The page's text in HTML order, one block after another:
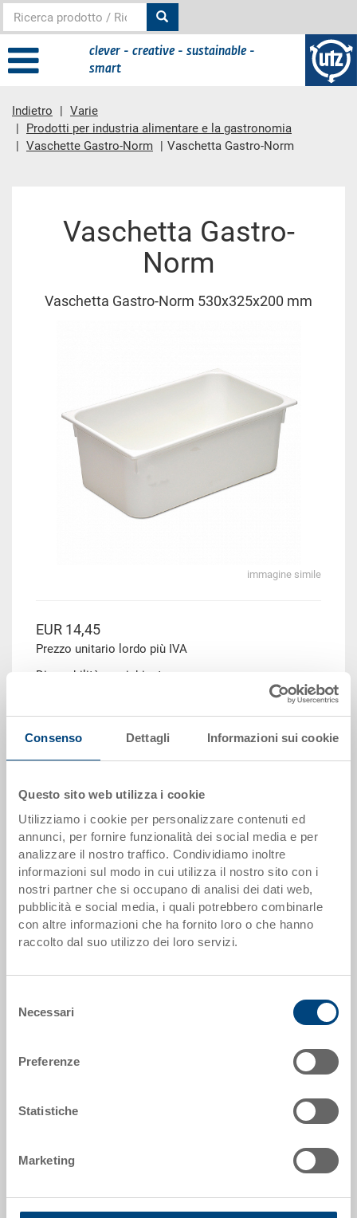
Consenso Dettagli Informazioni sui cookie
Questo sito web utilizza i cookie
Utilizziamo i cookie per personalizzare contenuti ed
annunci, per fornire funzionalità dei social media e per
analizzare il nostro traffico. Condividiamo inoltre
informazioni sul modo in cui utilizza il nostro sito con i
nostri partner che si occupano di analisi dei dati web,
pubblicità e social media, i quali potrebbero combinarle
con altre informazioni che ha fornito loro o che hanno
raccolto dal suo utilizzo dei loro servizi.
delNecessari
Preferenze
Statistiche
Marketing
clever - creative - sustainable -
smart
Indietro
Varie
Prodotti per industria alimentare e la gastronomia
Vaschette Gastro-Norm
Vaschetta Gastro-Norm
Vaschetta Gastro-
Norm
Vaschetta Gastro-Norm 530x325x200 mm
immagine simile
EUR 14,45
Prezzo unitario lordo più IVA
Disponbilità: su richiesta
Richiedi
offerta
Scaglioni quantità Prezzo
da 1 pezzi
da 50 pezzi EUR 12,97
da 100 pezzi EUR 12,50
da 250 pezzi EUR 12,08
Scaglionamento per quantità secondo le unità di imballo.
7-411-200.9000.0150
530 x 325 x 200 mm
1/1
Colore: